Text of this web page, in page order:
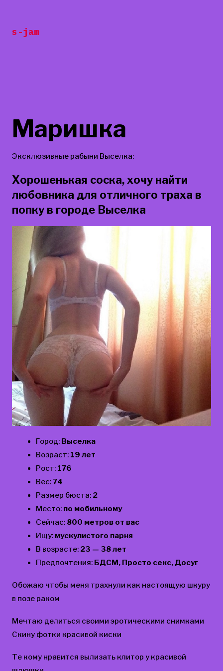
содержанию
s-jam
Маришка
Эксклюзивные рабыни Выселка:
Хорошенькая соска, хочу найти
любовника для отличного траха в
попку в городе Выселка
Город: Выселка
Возраст: 19 лет
Рост: 176
Вес:74
Размер бюста: 2
Место: по мобильному
Сейчас: 800 метров от вас
Ищу: мускулистого парня
В возрасте: 23 — 38 лет
Предпочтения: БДСМ, Просто секс, Досуг
Обожаю чтобы меня трахнули как настоящую шкуру
в позе раком
Мечтаю делиться своими эротическими снимками
Скину фотки красивой киски
Те кому нравится вылизать клитор у красивой